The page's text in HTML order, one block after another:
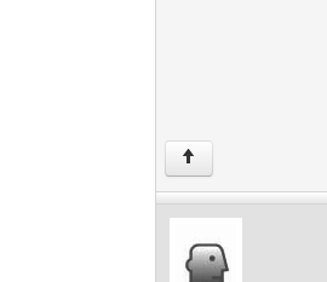
↑